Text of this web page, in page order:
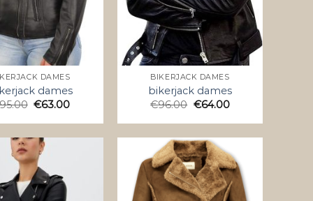
DAMES
dames
€63.00
BIKERJACK DAMES
bikerjack dames
€96.00 €64.00